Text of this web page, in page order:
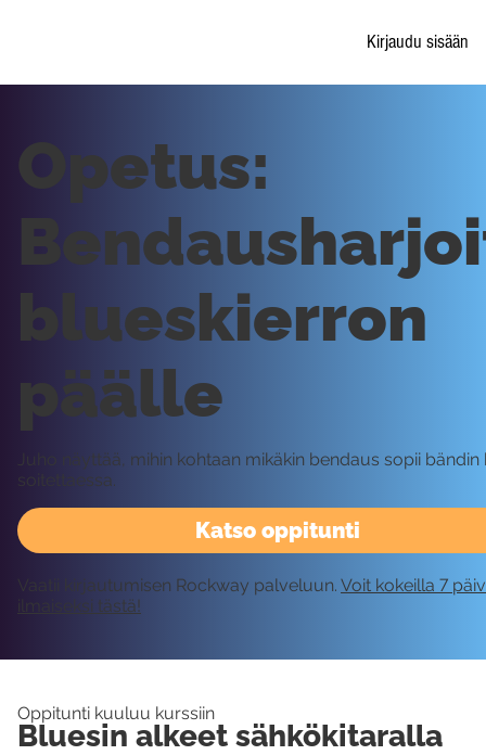
Kirjaudu sisään
Katso oppitunti
Opetus:
blueskierron
päälle
Juho näyttää, mihin kohtaan mikäkin bendaus sopii bändin
soitettaessa.
Vaatii kirjautumisen Rockway palveluun. Voit kokeilla 7
ilmaiseksi tästä!
Oppitunti kuuluu kurssiin
Bluesin alkeet sähkökitaralla